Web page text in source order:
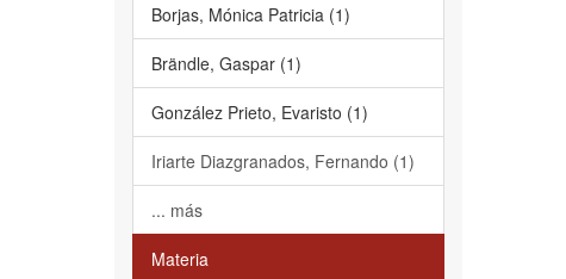
Borjas, Mónica Patricia (1)
Brändle, Gaspar (1)
González Prieto, Evaristo (1)
Iriarte Diazgranados, Fernando (1)
... más
Materia